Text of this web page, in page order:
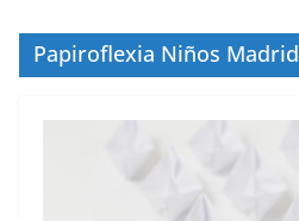
Papiroflexia Niños Madrid